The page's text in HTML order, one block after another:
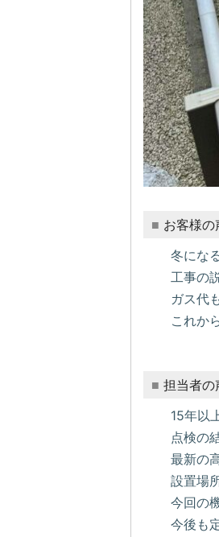
お客様の
冬にな
工事の
ガス代
これか
担当者の
15年以
点検の
最新の
設置場
今回の
今後も